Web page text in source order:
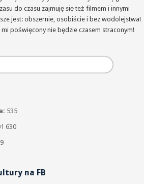
do czasu zajmuję się też filmem i innymi
jest: obszernie, osobiście i bez wodolejstwa!
poświęcony nie będzie czasem straconym!
535
630
na FB